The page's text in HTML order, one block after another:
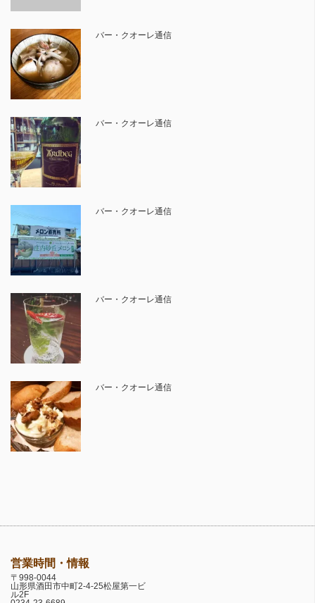
バー・クオーレ通信
バー・クオーレ通信
バー・クオーレ通信
バー・クオーレ通信
バー・クオーレ通信
営業時間・情報
〒998-0044
山形県酒田市中町2-4-25松屋第一ビ
ル2F